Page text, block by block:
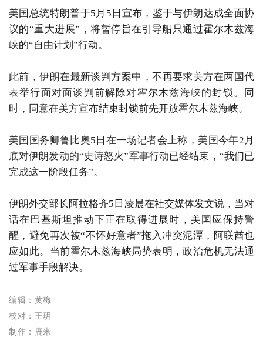
美国总统特朗普于5月5日宣布，鉴于与伊朗达成全面协
议的“重大进展”，将暂停旨在引导船只通过霍尔木兹海
峡的“自由计划”行动。
此前，伊朗在最新谈判方案中，不再要求美方在两国代
表举行面对面谈判前解除对霍尔木兹海峡的封锁。同
时，同意在美方宣布结束封锁前先开放霍尔木兹海峡。
美国国务卿鲁比奥5日在一场记者会上称，美国今年2月
底对伊朗发动的“史诗怒火”军事行动已经结束，“我们已
完成这一阶段任务”。
伊朗外交部长阿拉格齐5日凌晨在社交媒体发文说，当对
话在巴基斯坦推动下正在取得进展时，美国应保持警
醒，避免再次被“不怀好意者”拖入冲突泥潭，阿联酋也
应如此。当前霍尔木兹海峡局势表明，政治危机无法通
过军事手段解决。
编辑：黄梅
校对：王玥
制作： 鹿米